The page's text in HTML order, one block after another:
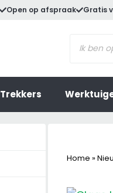
Open op afspraak Gratis
zoeken
Trekkers
Home »